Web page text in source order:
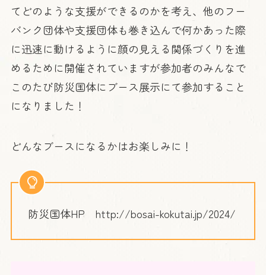
てどのような支援ができるのかを考え、他のフー
バンク団体や支援団体も巻き込んで何かあった際
に迅速に動けるように顔の見える関係づくりを進
めるために開催されていますが参加者のみんなで
このたび防災国体にブース展示にて参加すること
になりました！
どんなブースになるかはお楽しみに！
防災国体HP http://bosai-kokutai.jp/2024/